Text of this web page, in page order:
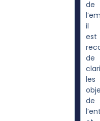
de
il
est
de
les
de